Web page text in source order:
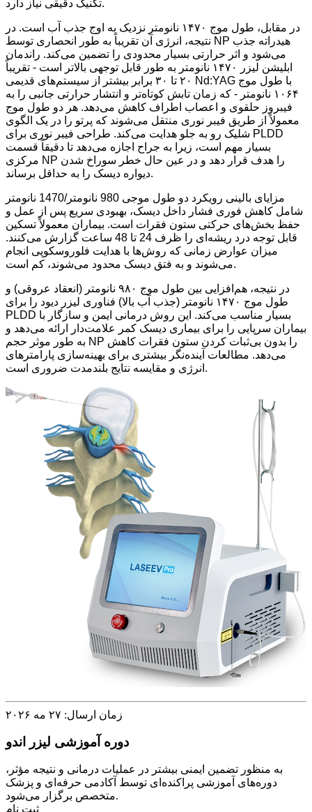
تکنیک دقیقی نیاز دارد.
در مقابل، طول موج ۱۴۷۰ نانومتر نزدیک به اوج جذب آب است. در
نتیجه، انرژی آن تقریباً به طور انحصاری توسط NP هیدراته جذب
می‌شود و اثر حرارتی بسیار محدودی را تضمین می‌کند. راندمان
ابلیشن لیزر ۱۴۷۰ نانومتر به طور قابل توجهی بالاتر است - تقریباً
۲۰ تا ۳۰ برابر بیشتر از سیستم‌های قدیمی Nd:YAG با طول موج
۱۰۶۴ نانومتر - که زمان تابش کوتاه‌تر و انتشار حرارتی جانبی را به
فیبروز حلقوی و اعصاب اطراف کاهش می‌دهد. هر دو طول موج
معمولاً از طریق فیبر نوری منتقل می‌شوند که پرتو را در یک الگوی
شلیک رو به جلو هدایت می‌کند. طراحی فیبر نوری برای PLDD
بسیار مهم است، زیرا به جراح اجازه می‌دهد تا دقیقاً قسمت
مرکزی NP را هدف قرار دهد و در عین حال خطر سوراخ شدن
دیواره دیسک را به حداقل برساند.
مزایای بالینی رویکرد دو طول موجی 980 نانومتر/1470 نانومتر
شامل کاهش فوری فشار داخل دیسک، بهبودی سریع پس از عمل و
حفظ بخش‌های حرکتی ستون فقرات است. بیماران معمولاً تسکین
قابل توجه درد ریشه‌ای را ظرف 24 تا 48 ساعت گزارش می‌کنند.
میزان عوارض زمانی که روش‌ها با هدایت فلوروسکوپی انجام
می‌شوند و به فتق دیسک محدود می‌شوند، کم است.
در نتیجه، هم‌افزایی بین طول موج ۹۸۰ نانومتر (انعقاد عروقی) و
طول موج ۱۴۷۰ نانومتر (جذب آب بالا) فناوری لیزر دیود را برای
PLDD بسیار مناسب می‌کند. این روش درمانی ایمن و سازگار با
بیماران سرپایی را برای بیماری دیسک کمر علامت‌دار ارائه می‌دهد و
به طور موثر حجم NP را بدون بی‌ثبات کردن ستون فقرات کاهش
می‌دهد. مطالعات آینده‌نگر بیشتری برای بهینه‌سازی پارامترهای
انرژی و مقایسه نتایج بلندمدت ضروری است.
زمان ارسال: ۲۷ مه ۲۰۲۶
دوره آموزشی لیزر اندو
به منظور تضمین ایمنی بیشتر در عملیات درمانی و نتیجه مؤثر،
دوره‌های آموزشی پراکنده‌ای توسط آکادمی حرفه‌ای و پزشک
متخصص برگزار می‌شود.
ثبت نام